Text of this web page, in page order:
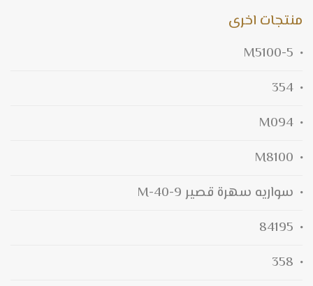
منتجات اخرى
M5100-5
354
M094
M8100
سواريه سهرة قصير M-40-9
84195
358